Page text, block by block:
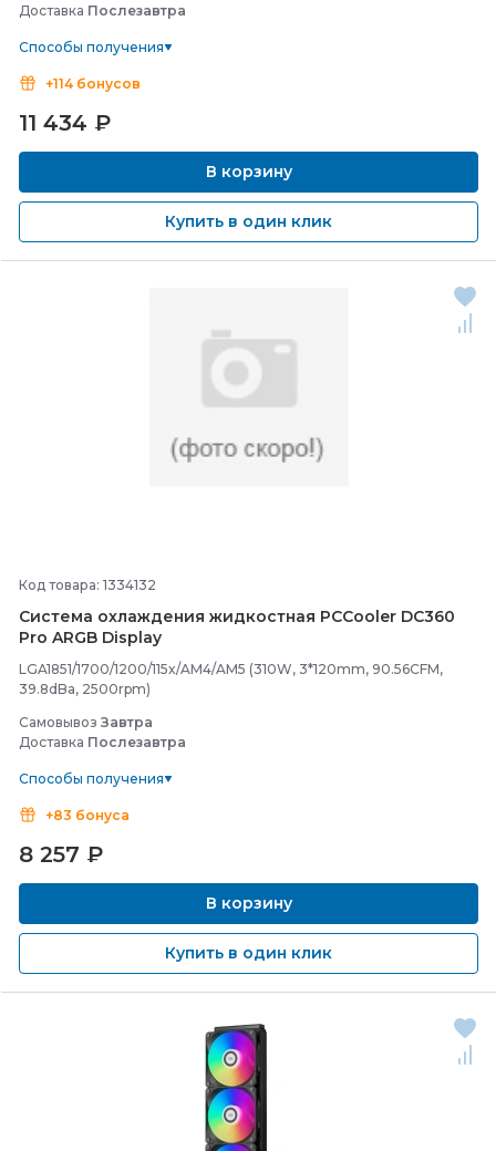
Доставка Послезавтра
Способы получения
+114 бонусов
11 434 ₽
В корзину
Купить в один клик
Код товара: 1334132
Система охлаждения жидкостная PCCooler DC360
Pro ARGB Display
LGA1851/1700/1200/115x/AM4/AM5 (310W, 3*120mm, 90.56CFM,
39.8dBa, 2500rpm)
Самовывоз Завтра
Доставка Послезавтра
Способы получения
+83 бонуса
8 257 ₽
В корзину
Купить в один клик